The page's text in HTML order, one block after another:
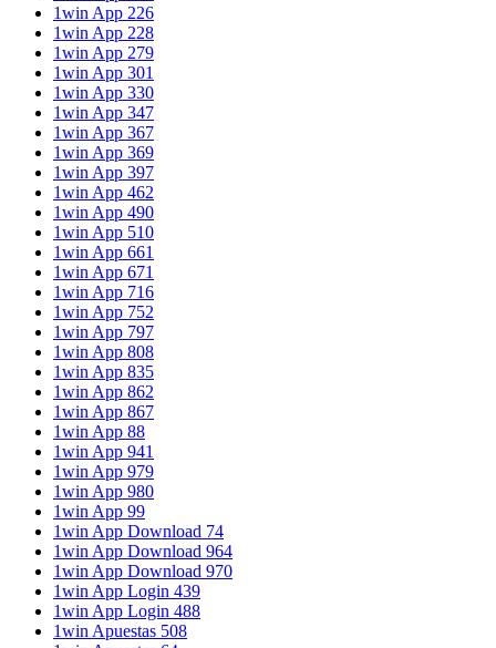
1win App 226
1win App 228
1win App 279
1win App 301
1win App 330
1win App 347
1win App 367
1win App 369
1win App 397
1win App 462
1win App 490
1win App 510
1win App 661
1win App 671
1win App 716
1win App 752
1win App 797
1win App 808
1win App 835
1win App 862
1win App 867
1win App 88
1win App 941
1win App 979
1win App 980
1win App 99
1win App Download 74
1win App Download 964
1win App Download 970
1win App Login 439
1win App Login 488
1win Apuestas 508